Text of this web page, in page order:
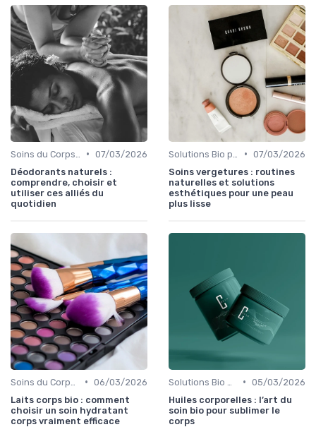
• 07/03/2026
Déodorants naturels :
comprendre, choisir et
utiliser ces alliés du
quotidien
• 07/03/2026
Soins vergetures : routines
naturelles et solutions
esthétiques pour une peau
plus lisse
• 06/03/2026
Laits corps bio : comment
choisir un soin hydratant
corps vraiment efficace
• 05/03/2026
Huiles corporelles : l’art du
soin bio pour sublimer le
corps